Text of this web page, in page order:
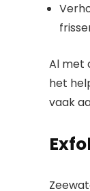
Al met
het
vaak